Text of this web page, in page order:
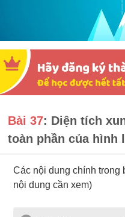
Bài 37: Diện tích
toàn phần của hình
Các nội dung chính trong
nội dung cần xem)